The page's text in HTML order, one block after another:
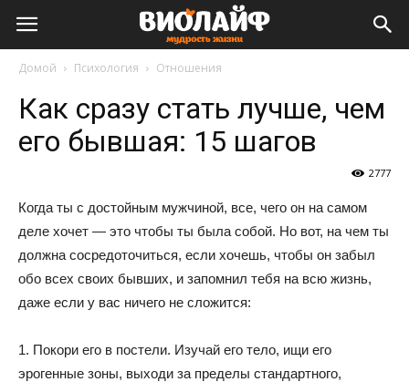
Виолайф
Домой Психология Отношения
Как сразу стать лучше, чем
его бывшая: 15 шагов
2777
Когда ты с достойным мужчиной, все, чего он на самом
деле хочет — это чтобы ты была собой. Но вот, на чем ты
должна сосредоточиться, если хочешь, чтобы он забыл
обо всех своих бывших, и запомнил тебя на всю жизнь,
даже если у вас ничего не сложится:
1. Покори его в постели. Изучай его тело, ищи его
эрогенные зоны, выходи за пределы стандартного,